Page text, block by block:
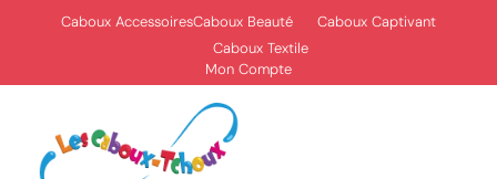
Caboux AccessoiresCaboux Beauté
Caboux Captivant
Caboux Textile
Mon Compte